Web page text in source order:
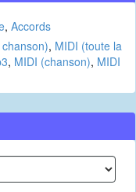
, Accords
, MIDI (toute la
, MIDI (chanson), MIDI